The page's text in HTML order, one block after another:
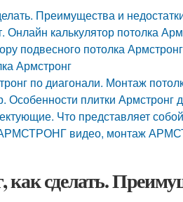
Преимущества и
Онлайн калькулятор потолка
подвесного потолка Армстронг
Армстронг
по диагонали. Монтаж
Особенности плитки Армстронг
Что представляет
видео, монтаж
сделать.